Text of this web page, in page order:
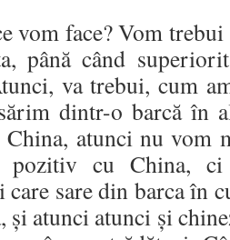
vom face? Vom trebui
până când
va trebui, cum
dintr-o barcă în
atunci nu vom
cu China, ci
sare din barca în
și atunci atunci și